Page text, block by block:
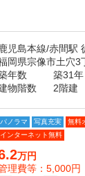
鹿児島本線/赤間駅
岡県宗像市土穴3
年数
築31年
物階数
2階建
パノラマ 写真充実
無料
インターネット無料
万円
理費等：5,000円